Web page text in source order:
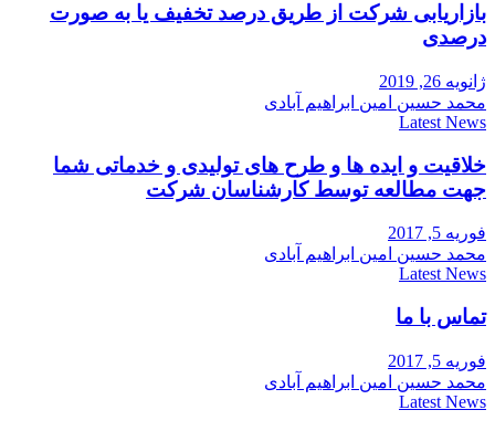
بازاریابی شرکت از طریق درصد تخفیف یا به صورت
درصدی
ژانویه 26, 2019
محمد حسین امین ابراهیم آبادی
Latest News
خلاقیت و ایده ها و طرح های تولیدی و خدماتی شما
جهت مطالعه توسط کارشناسان شرکت
فوریه 5, 2017
محمد حسین امین ابراهیم آبادی
Latest News
تماس با ما
فوریه 5, 2017
محمد حسین امین ابراهیم آبادی
Latest News